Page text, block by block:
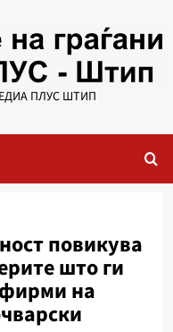
ПЛУС ШТИП
повикува
што ги
на